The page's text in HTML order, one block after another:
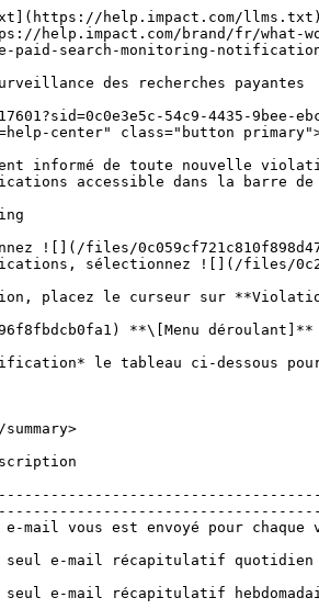
help.impact.com/
help.impact.com/brand/fr/
paid-search-monitoring-
des recherches payantes
54c9-4435-9bee-
center" class="button
informé de toute nouvelle
accessible dans la barre de
![](/files/
sélectionnez ![](/files/
placez le curseur sur
**\[Menu
mail vous est envoyé pour chaque
e-mail récapitulatif quotidien
e-mail récapitulatif